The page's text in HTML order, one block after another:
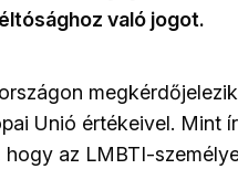
való jogot.
Unió értékeivel. Mint
az LMBTI-